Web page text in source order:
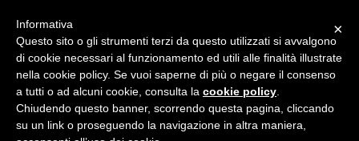
SINDACATO
BNL: La protesta sindacale non
×
Informativa
Questo sito o gli strumenti terzi da questo utilizzati si avvalgono
di cookie necessari al funzionamento ed utili alle finalità illustrate
nella cookie policy. Se vuoi saperne di più o negare il consenso
a tutti o ad alcuni cookie, consulta la cookie policy
Chiudendo questo banner, scorrendo questa pagina, cliccando
su un link o proseguendo la navigazione in altra maniera,